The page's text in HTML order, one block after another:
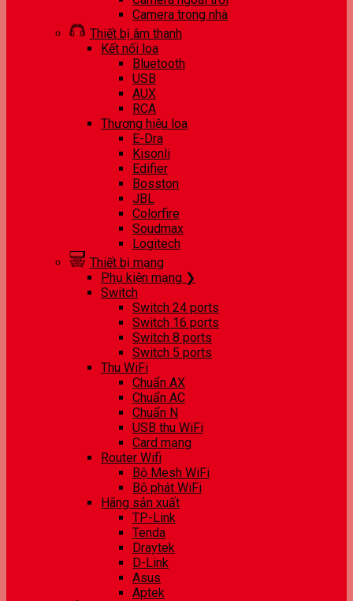
Camera trong nhà
Thiết bị âm thanh
Kết nối loa
Bluetooth
USB
AUX
RCA
Thương hiệu loa
E-Dra
Kisonli
Edifier
Bosston
JBL
Colorfire
Soudmax
Logitech
Thiết bị mạng
Phụ kiện mạng ❯
Switch
Switch 24 ports
Switch 16 ports
Switch 8 ports
Switch 5 ports
Thu WiFi
Chuẩn AX
Chuẩn AC
Chuẩn N
USB thu WiFi
Card mạng
Router Wifi
Bộ Mesh WiFi
Bộ phát WiFi
Hãng sản xuất
TP-Link
Tenda
Draytek
D-Link
Asus
Aptek